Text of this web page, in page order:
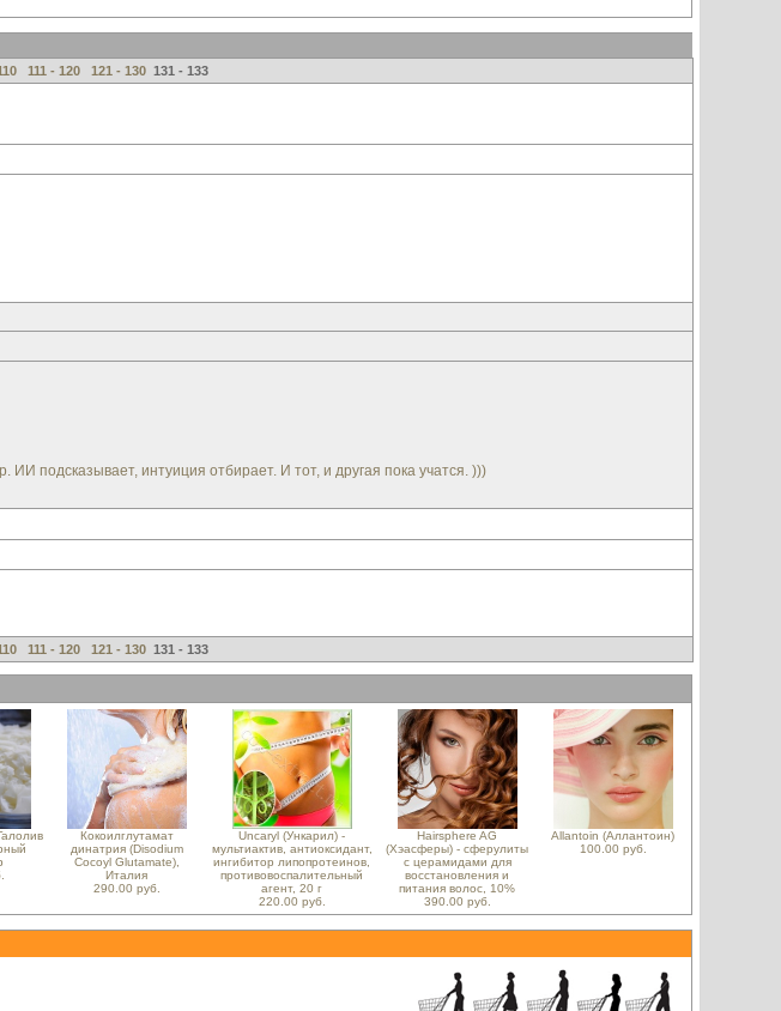
111 - 120 121 - 130131 - 133
подсказывает, интуиция отбирает. И тот, и другая пока учатся. )))
111 - 120 121 - 130131 - 133
Кокоилглутамат
динатрия (Disodium
Cocoyl Glutamate),
Италия
290.00 руб.
Uncaryl (Ункарил) -
мультиактив, антиоксидант,
ингибитор липопротеинов,
противовоспалительный
агент, 20 г
220.00 руб.
Hairsphere AG
(Хэасферы) - сферулиты
с церамидами для
восстановления и
питания волос, 10%
390.00 руб.
Allantoin (Аллантоин)
100.00 руб.